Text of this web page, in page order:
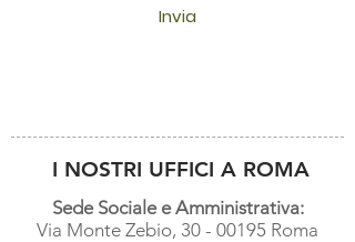
Invia
I NOSTRI UFFICI A ROMA
Sede Sociale e Amministrativa:
Via Monte Zebio, 30 - 00195 Roma